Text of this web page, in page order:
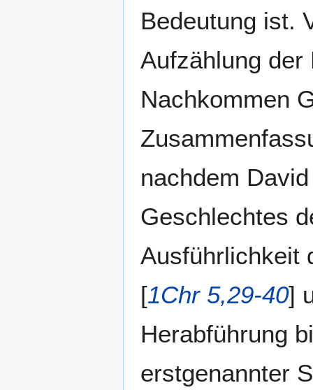
Bedeutung ist.
Aufzählung der
Nachkommen
nachdem
Geschlechtes
Ausführlichkeit
[1Chr 5,29-40]
Herabführung
erstgenannter